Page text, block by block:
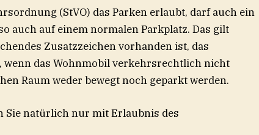
(StVO) das Parken erlaubt, darf auch ein
auch auf einem normalen Parkplatz. Das gilt
Zusatzzeichen vorhanden ist, das
wenn das Wohnmobil verkehrsrechtlich nicht
Raum weder bewegt noch geparkt werden.
Sie natürlich nur mit Erlaubnis des